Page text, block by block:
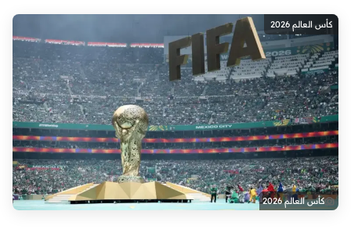
كأس العالم 2026
كأس العالم 2026